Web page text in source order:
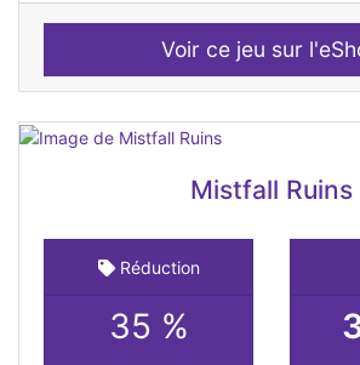
Voir ce jeu sur
Mistfall Ruins
Réduction
35 %